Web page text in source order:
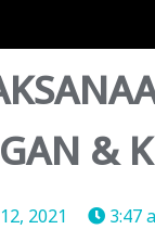
&
2021
3:47